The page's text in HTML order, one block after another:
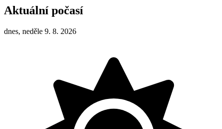
Aktuální počasí
dnes, neděle 9. 8. 2026